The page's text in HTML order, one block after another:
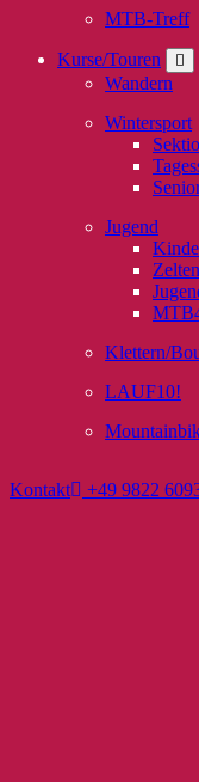
MTB-Treff
Kurse/Touren
Wandern
Wintersport
Jugend
Klettern/
LAUF10!
Kontakt +49 9822